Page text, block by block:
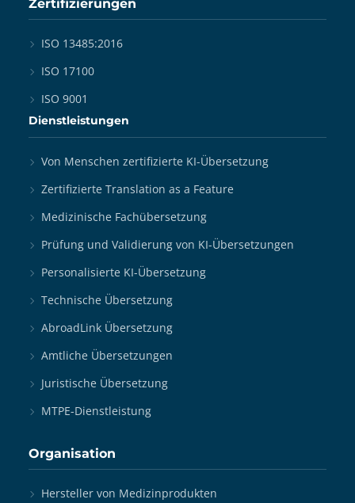
Zertifizierungen
ISO 13485:2016
ISO 17100
ISO 9001
Dienstleistungen
Von Menschen zertifizierte KI-Übersetzung
Zertifizierte Translation as a Feature
Medizinische Fachübersetzung
Prüfung und Validierung von KI-Übersetzungen
Personalisierte KI-Übersetzung
Technische Übersetzung
AbroadLink Übersetzung
Amtliche Übersetzungen
Juristische Übersetzung
MTPE-Dienstleistung
Organisation
Hersteller von Medizinprodukten